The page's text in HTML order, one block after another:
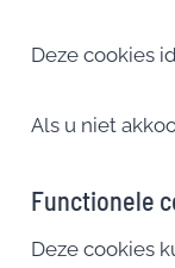
Deze cookies
Als u niet
Functionele
Deze cookies